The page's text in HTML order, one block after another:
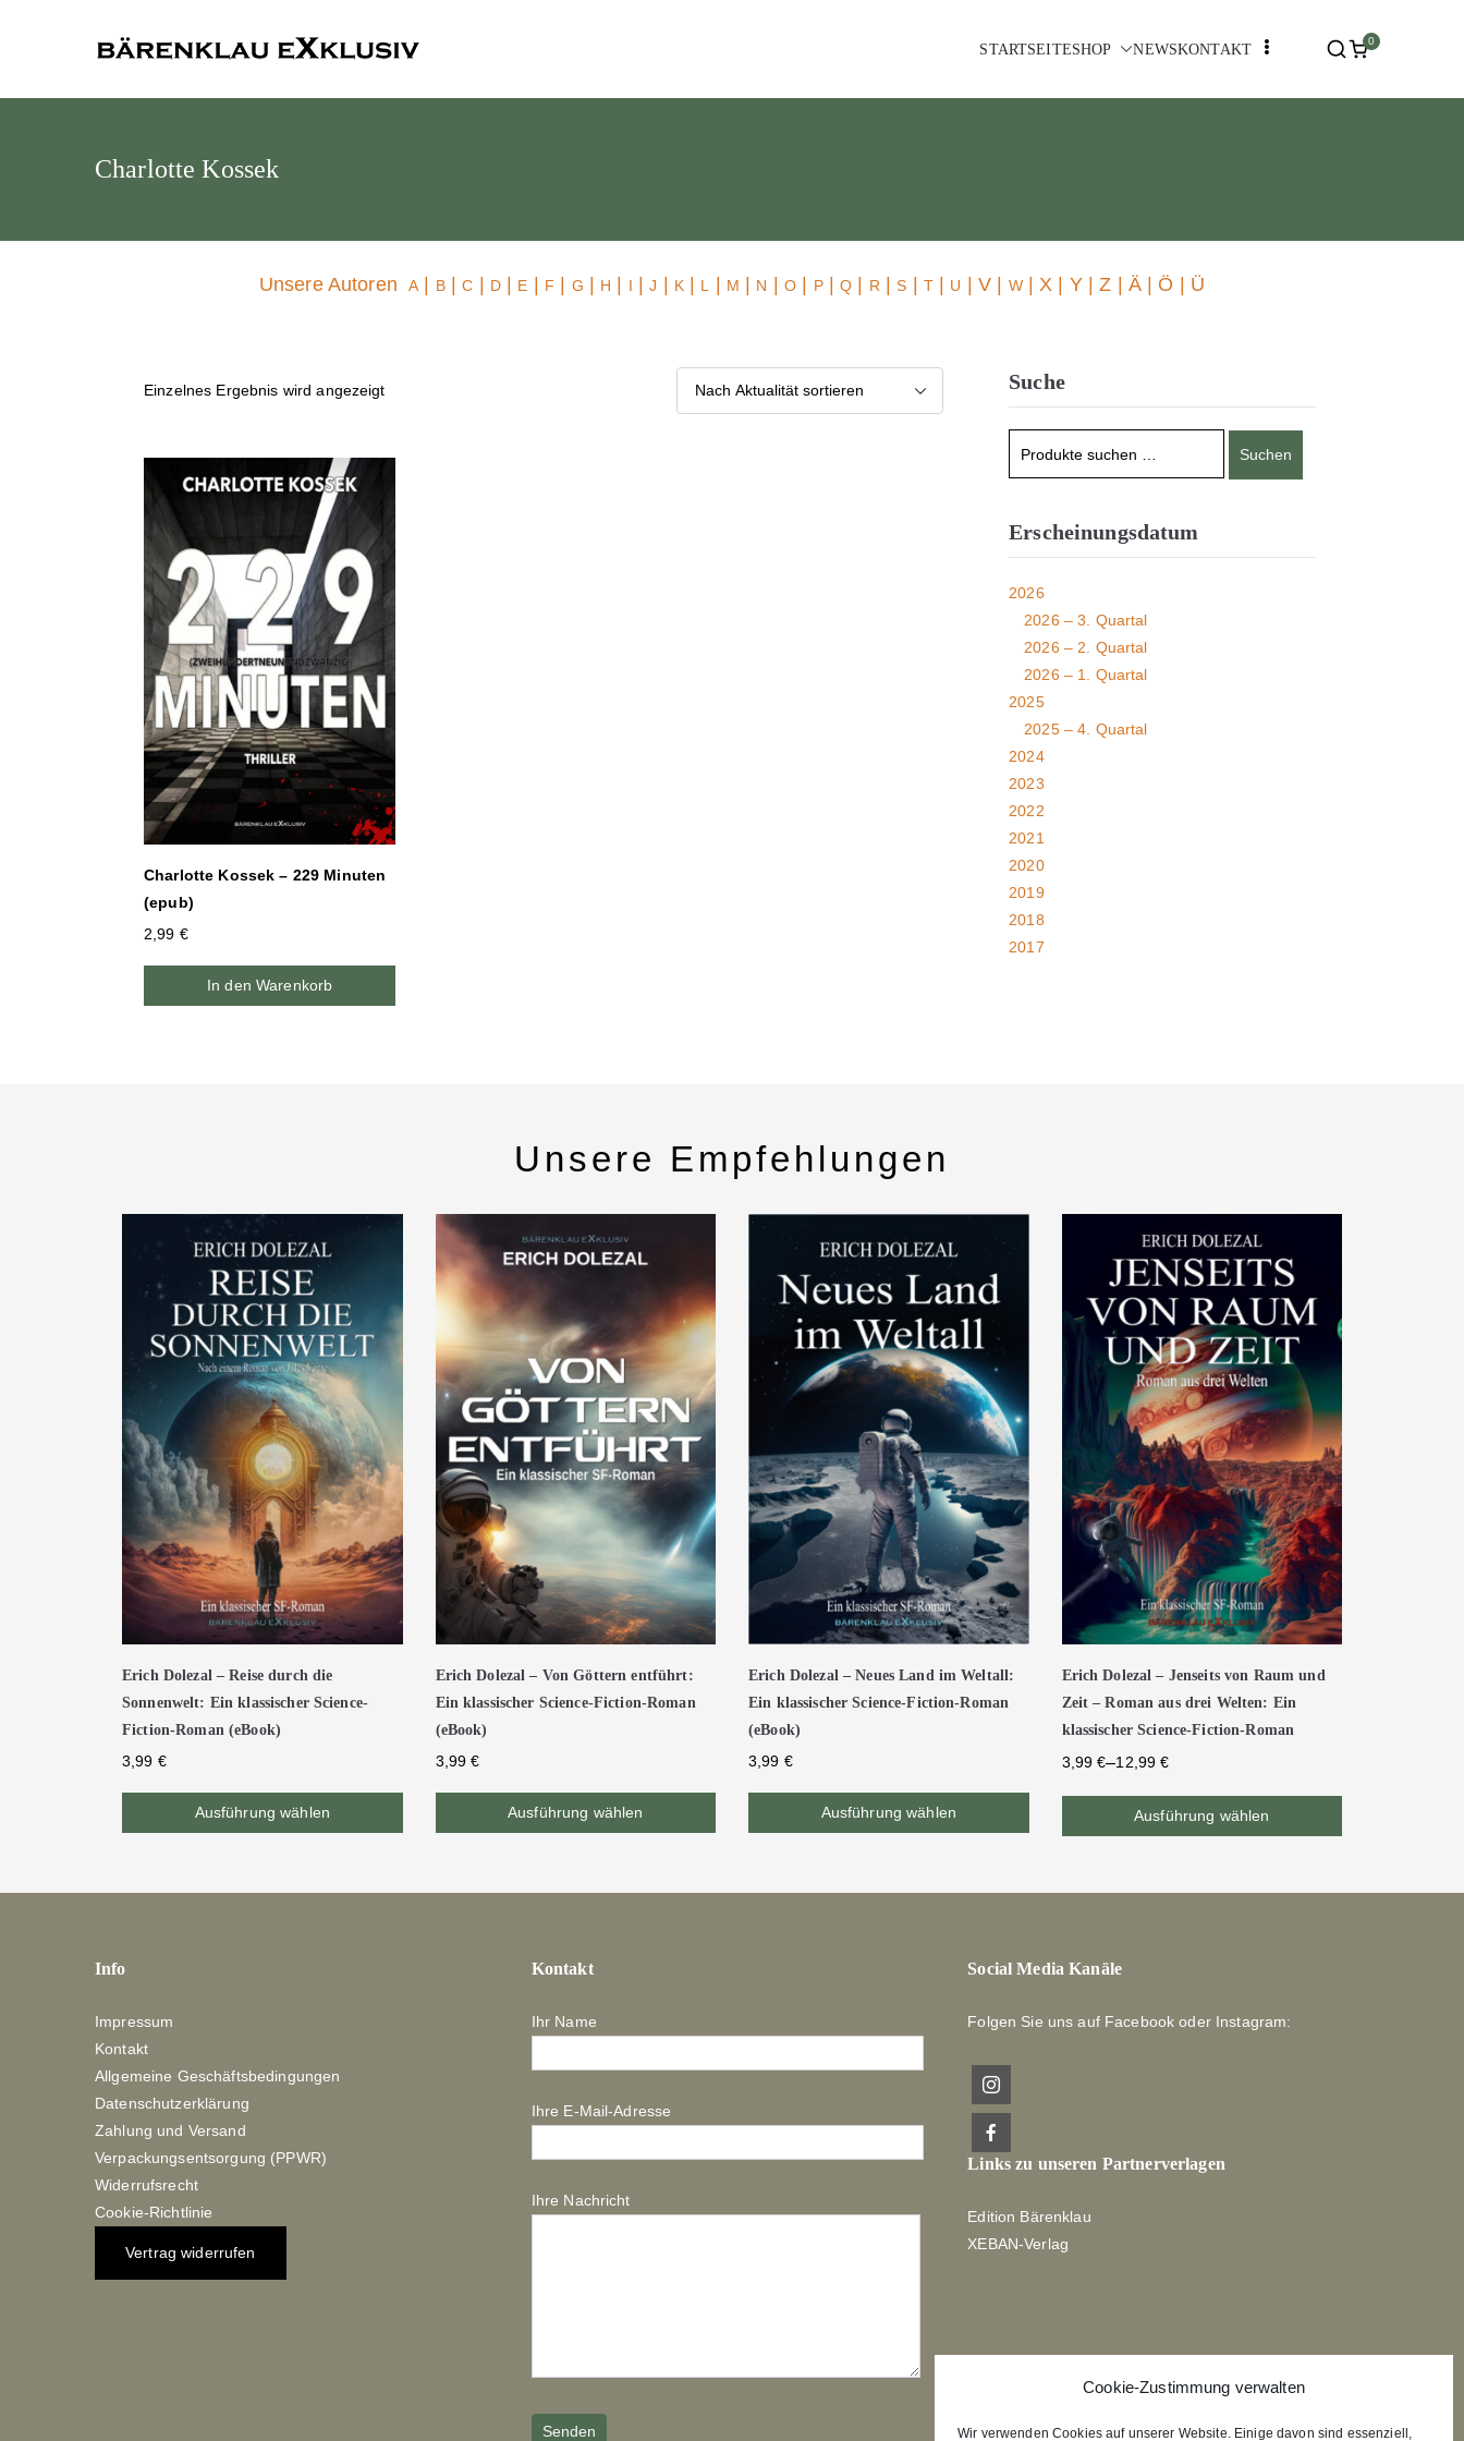
Cookie-Zustimmung verwalten
Wir verwenden Cookies auf unserer Website. Einige davon sind essenziell,
STARTSEITESHOP NEWSKONTAKT 0
Charlotte Kossek
Unsere AutorenA| B|C D E F G H I |J K| L M N |O P|Q R|S T U | V | W| X | Y | Z | Ä | Ö | Ü
Einzelnes Ergebnis wird angezeigt
Charlotte Kossek – 229 Minuten
(epub)
2,99 €
In den Warenkorb
Suche
Suchen
Erscheinungsdatum
2026
2026 – 3. Quartal
2026 – 2. Quartal
2026 – 1. Quartal
2025
2025 – 4. Quartal
2024
2023
2022
2021
2020
2019
2018
2017
Unsere Empfehlungen
Erich Dolezal – Reise durch die
Sonnenwelt: Ein klassischer Science-
Fiction-Roman (eBook)
3,99 €
Ausführung wählen
Erich Dolezal – Von Göttern entführt:
Ein klassischer Science-Fiction-Roman
(eBook)
3,99€
Ausführung wählen
Erich Dolezal – Neues Land im Weltall:
Ein klassischer Science-Fiction-Roman
(eBook)
3,99 €
Ausführung wählen
Erich Dolezal – Jenseits von Raum und
Zeit – Roman aus drei Welten: Ein
klassischer Science-Fiction-Roman
3,99€–12,99€
Ausführung wählen
Info
Impressum
Kontakt
Allgemeine Geschäftsbedingungen
Datenschutzerklärung
Zahlung und Versand
Verpackungsentsorgung (PPWR)
Widerrufsrecht
Cookie-Richtlinie
Vertrag widerrufen
Kontakt
Ihr Name
Ihre E-Mail-Adresse
Ihre Nachricht
Social Media Kanäle
Folgen Sie uns auf Facebook oder Instagram:
Links zu unseren Partnerverlagen
Edition Bärenklau
XEBAN-Verlag